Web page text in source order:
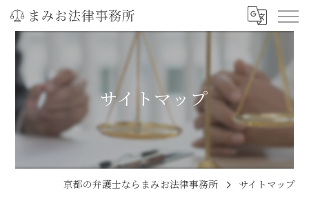
サイトマップ
京都の弁護士ならまみお法律事務所 サイトマップ